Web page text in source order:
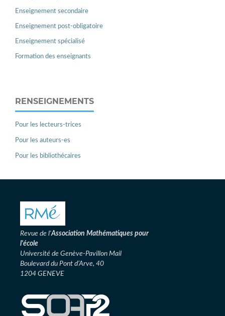
Enseignement secondaire
Enseignement post-obligatoire
Enseignement spécialisé
Formation des enseignants
RENSEIGNEMENTS
Pour les lecteurs-trices
Pour les auteurs-es
Pour les bibliothécaires
Revue de l'Association Mathématiques pour
l'école
Université de Genève-Pavillon Mail
Boulevard du Pont d’Arve, 40
1204 GENEVE